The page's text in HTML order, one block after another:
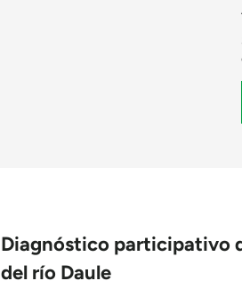
Diagnóstico participativo
del río Daule